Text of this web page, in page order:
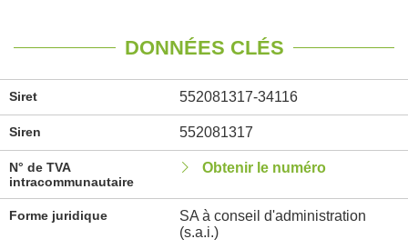
DONNÉES CLÉS
Siret 552081317-34116
Siren 552081317
N° de TVA
intracommunautaire
Obtenir le numéro
Forme juridique
SA à conseil d'administration
(s.a.i.)